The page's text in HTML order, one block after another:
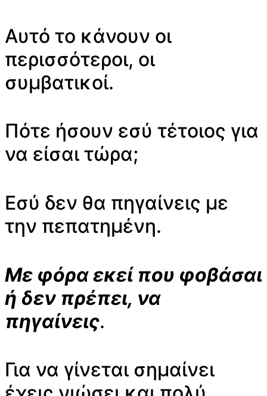
Αυτό το κάνουν οι
περισσότεροι, οι
συμβατικοί.
Πότε ήσουν εσύ τέτοιος για
να είσαι τώρα;
Εσύ δεν θα πηγαίνεις με
την πεπατημένη.
Με φόρα εκεί που φοβάσαι
ή δεν πρέπει, να
πηγαίνεις.
Για να γίνεται σημαίνει